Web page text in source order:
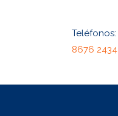
Teléfonos:
8676 2434